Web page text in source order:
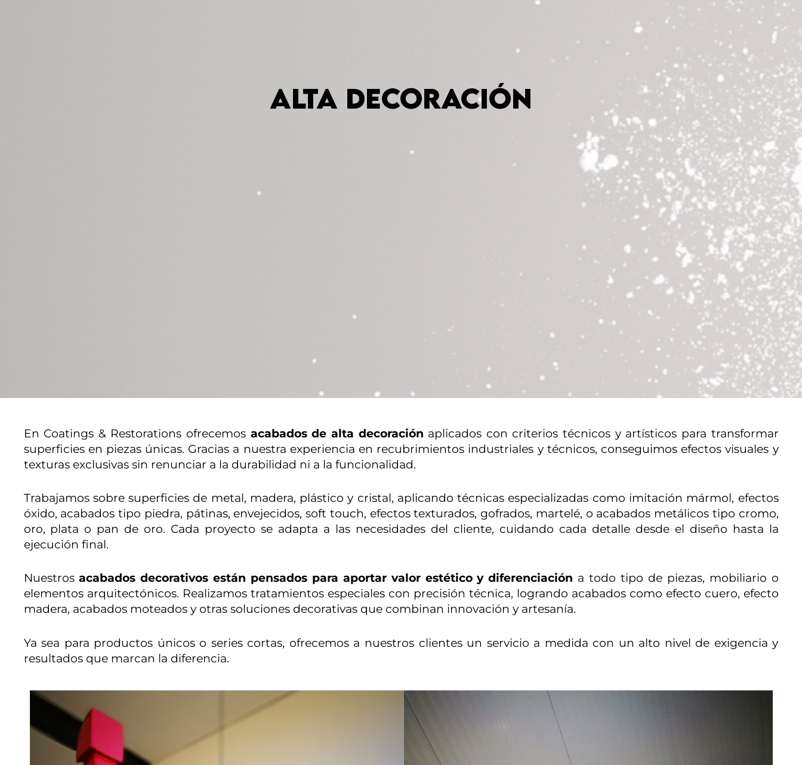
Alta Decoración
En Coatings & Restorations ofrecemos acabados de alta decoración aplicados con criterios técnicos y artísticos para transformar
superficies en piezas únicas. Gracias a nuestra experiencia en recubrimientos industriales y técnicos, conseguimos efectos visuales y
texturas exclusivas sin renunciar a la durabilidad ni a la funcionalidad.
Trabajamos sobre superficies de metal, madera, plástico y cristal, aplicando técnicas especializadas como imitación mármol, efectos
óxido, acabados tipo piedra, pátinas, envejecidos, soft touch, efectos texturados, gofrados, martelé, o acabados metálicos tipo cromo,
oro, plata o pan de oro. Cada proyecto se adapta a las necesidades del cliente, cuidando cada detalle desde el diseño hasta la
ejecución final.
Nuestrosacabados decorativos están pensados para aportar valor estético y diferenciación a todo tipo de piezas, mobiliario o
elementos arquitectónicos. Realizamos tratamientos especiales con precisión técnica, logrando acabados como efecto cuero, efecto
madera, acabados moteados y otras soluciones decorativas que combinan innovación y artesanía.
Ya sea para productos únicos o series cortas, ofrecemos a nuestros clientes un servicio a medida con un alto nivel de exigencia y
resultados que marcan la diferencia.